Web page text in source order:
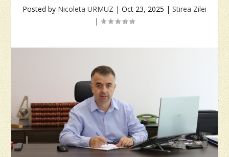
Posted by Nicoleta URMUZ | Oct 23, 2025 | Stirea Zilei
|